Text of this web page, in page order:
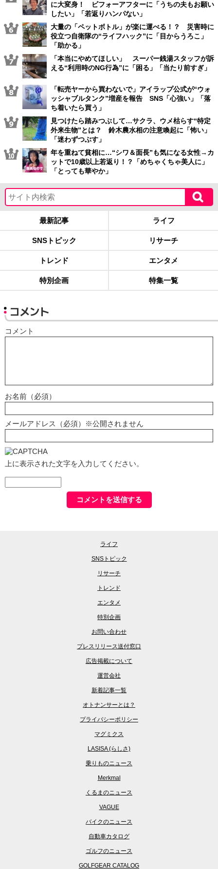
に大変身！ ビフォーアフターに「うちの夫もお願い
したい」「若返りハンパない」
大量の「ペットボトル」が楽に運べる！？ 災害時に
役立つ自衛隊の“ライフハック”に「目からうろこ」
「助かる」
「本当にやめてほしい」 スーパー銭湯スタッフが訴
える“利用時のNG行為”に「困る」「当たり前すぎ」
「転売ヤーから買わないで」アイラップ公式が“ウォ
ッシャブルタンク”増産を報告 SNS「心強い」「落
ち着いたら買う」
見つけたら踏みつぶして…サクラ、ウメ枯らす“特定
外来生物”とは？ 鈴木農水相の注意喚起に「怖い」
「迷わずつぶす」
年を重ねて貧相に…“シワ＆面長”も気になる女性→カ
ットで10歳以上若返り！？「めちゃくちゃ美人に」
「とっても華やか」
最新記事 ライフ
SNSトピック リサーチ
トレンド エンタメ
特別企画 特集一覧
コメント
コメント
お名前（必須）
メールアドレス（必須）※公開されません
上に表示された文字を入力してください。
ライフ
SNSトピック
リサーチ
トレンド
エンタメ
特別企画
お問い合わせ
プレスリリース送付窓口
広告掲載について
運営会社
新着記事一覧
オトナンサーとは？
プライバシーポリシー
マグミクス
LASISA (らしさ)
乗りものニュース
Merkmal
くるまのニュース
VAGUE
バイクのニュース
自動車カタログ
ゴルフのニュース
GOLFGEAR CATALOG